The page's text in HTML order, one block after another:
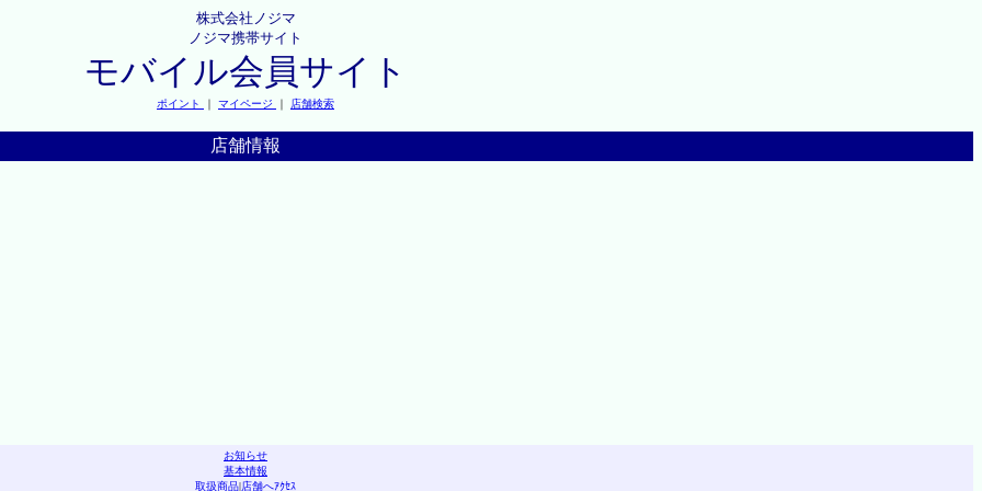
株式会社ノジマ
ノジマ携帯サイト
モバイル会員サイト
ポイント ｜ マイページ ｜ 店舗検索
店舗情報
お知らせ
基本情報
取扱商品|店舗へｱｸｾｽ